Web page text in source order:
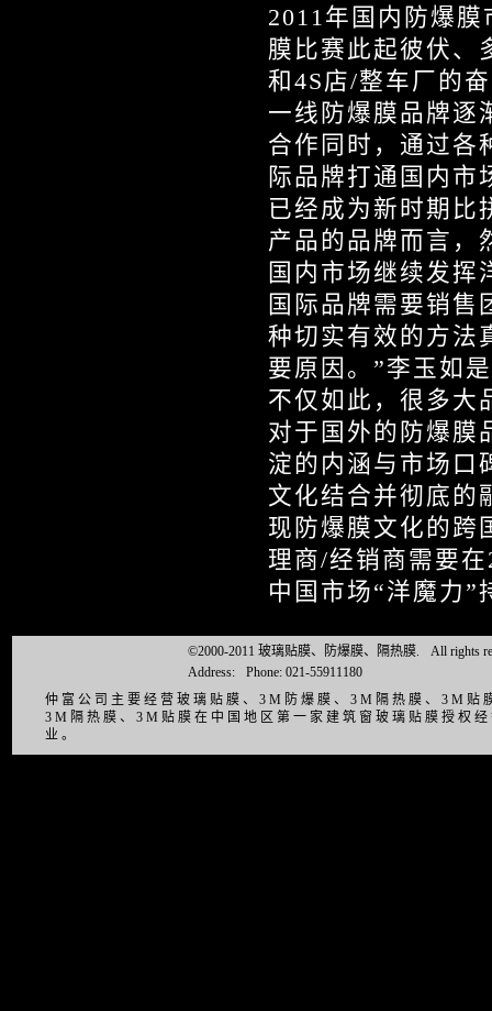
2011年国内防爆
膜比赛此起彼伏、
和4S店/整车厂的
一线防爆膜品牌逐
合作同时，通过各
际品牌打通国内市
已经成为新时期比
产品的品牌而言，
国内市场继续发挥
国际品牌需要销
种切实有效的方法
要原因。”李玉如
不仅如此，很多大
对于国外的防爆膜
淀的内涵与市场口
文化结合并彻底的
现防爆膜文化的跨
理商/经销商需要
中国市场“洋魔力”
©2000-2011 玻璃贴膜、防爆膜、隔热膜.
All rights
Address:
Phone: 021-55911180
仲富公司主要经营玻璃贴膜、3M防爆膜、3M隔热膜、3M
3M隔热膜、3M贴膜在中国地区第一家建筑窗玻璃贴膜授权
业。